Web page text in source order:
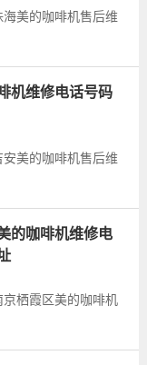
美的咖啡机售后维
啡机的各种型号咖
机维修电话号码
美的咖啡机售后维
啡机的各种型号咖
的咖啡机维修电
栖霞区美的咖啡机
美的咖啡机的各种